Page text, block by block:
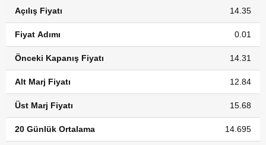
Açılış Fiyatı 14.35
Fiyat Adımı 0.01
Önceki Kapanış Fiyatı 14.31
Alt Marj Fiyatı 12.84
Üst Marj Fiyatı 15.68
20 Günlük Ortalama 14.695